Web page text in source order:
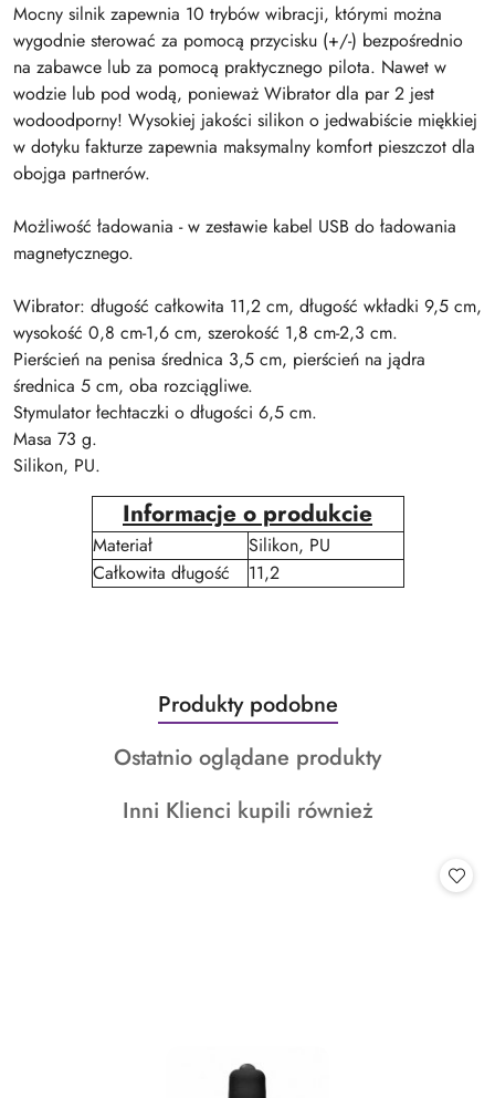
Mocny silnik zapewnia 10 trybów wibracji, którymi można
wygodnie sterować za pomocą przycisku (+/-) bezpośrednio
na zabawce lub za pomocą praktycznego pilota. Nawet w
wodzie lub pod wodą, ponieważ Wibrator dla par 2 jest
wodoodporny! Wysokiej jakości silikon o jedwabiście miękkiej
w dotyku fakturze zapewnia maksymalny komfort pieszczot dla
obojga partnerów.
Możliwość ładowania - w zestawie kabel USB do ładowania
magnetycznego.
Wibrator: długość całkowita 11,2 cm, długość wkładki 9,5 cm,
wysokość 0,8 cm-1,6 cm, szerokość 1,8 cm-2,3 cm.
Pierścień na penisa średnica 3,5 cm, pierścień na jądra
średnica 5 cm, oba rozciągliwe.
Stymulator łechtaczki o długości 6,5 cm.
Masa 73 g.
Silikon, PU.
Informacje o produkcie
Materiał
Silikon, PU
Całkowita długość
11,2
Pomiń karuzelę produktów
Produkty
o
statusie:
Produkty podobne
Produkty
statusie:
Ostatnio oglądane produkty
Produkty
Inni Klienci kupili również